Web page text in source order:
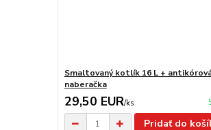
Smaltovaný kotlík 16 L +
naberačka
29,50 EUR/ks
Pridať do